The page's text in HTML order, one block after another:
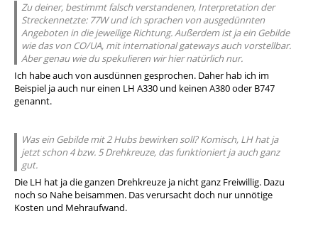
Zu deiner, bestimmt falsch verstandenen, Interpretation der
Streckennetzte: 77W und ich sprachen von ausgedünnten
Angeboten in die jeweilige Richtung. Außerdem ist ja ein Gebilde
wie das von CO/UA, mit international gateways auch vorstellbar.
Aber genau wie du spekulieren wir hier natürlich nur.
Ich habe auch von ausdünnen gesprochen. Daher hab ich im
Beispiel ja auch nur einen LH A330 und keinen A380 oder B747
genannt.
Was ein Gebilde mit 2 Hubs bewirken soll? Komisch, LH hat ja
jetzt schon 4 bzw. 5 Drehkreuze, das funktioniert ja auch ganz
gut.
Die LH hat ja die ganzen Drehkreuze ja nicht ganz Freiwillig. Dazu
noch so Nahe beisammen. Das verursacht doch nur unnötige
Kosten und Mehraufwand.